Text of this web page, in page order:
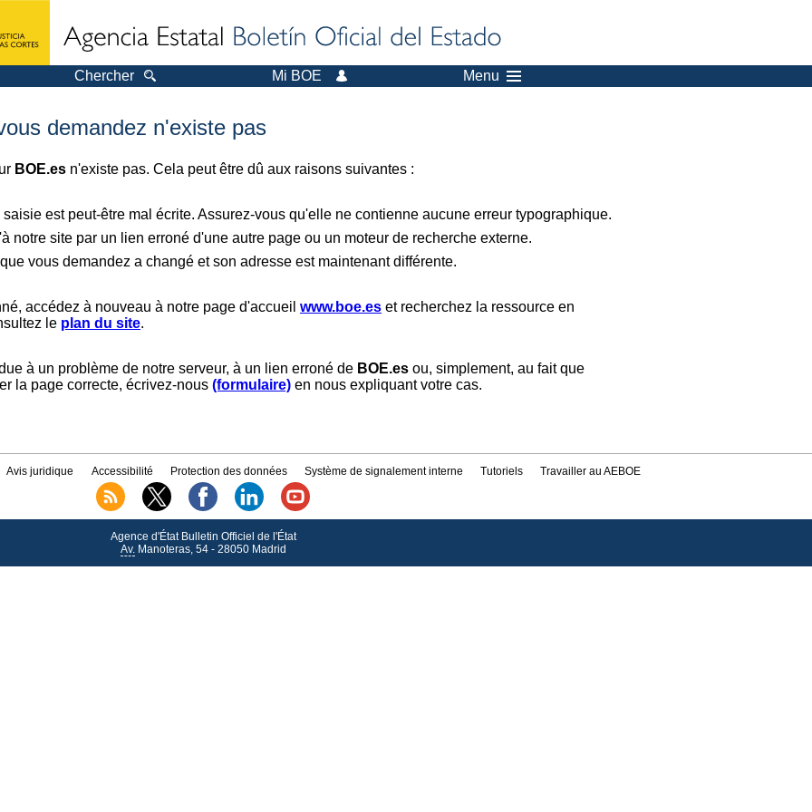
Chercher Mi BOE Menu
demandez n'existe pas
BOE.es n'existe pas. Cela peut être dû aux raisons suivantes :
est peut-être mal écrite. Assurez-vous qu'elle ne contienne aucune erreur typographique.
notre site par un lien erroné d'une autre page ou un moteur de recherche externe.
vous demandez a changé et son adresse est maintenant différente.
accédez à nouveau à notre page d'accueil www.boe.es et recherchez la ressource en
le plan du site.
à un problème de notre serveur, à un lien erroné de BOE.es ou, simplement, au fait que
la page correcte, écrivez-nous (formulaire) en nous expliquant votre cas.
Avis juridique Accessibilité Protection des données Système de signalement interne Tutoriels Travailler au AEBOE
Agence d'État Bulletin Officiel de l'État
Av.Manoteras, 54 - 28050 Madrid